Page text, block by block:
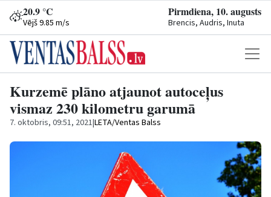
20.9 °C
Vējš 9.85 m/s
Pirmdiena, 10. augusts
Brencis, Audris, Inuta
Kurzemē plāno atjaunot autoceļus
vismaz 230 kilometru garumā
7. oktobris, 09:51, 2021|LETA/Ventas Balss